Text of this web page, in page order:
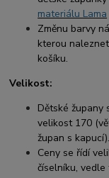
materiálu Lama
Změnu barvy
kterou
košíku.
Velikost:
Dětské župany
velikost 170
župan s kapucí).
Ceny se řídí
číselníku,